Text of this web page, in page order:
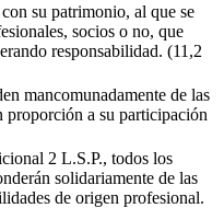
su patrimonio, al que se
socios o no, que
responsabilidad. (11,2
mancomunadamente de las
proporción a su participación
2 L.S.P., todos los
solidariamente de las
de origen profesional.